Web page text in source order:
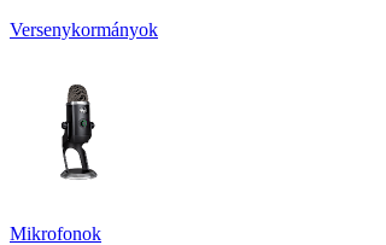
Versenykormányok
Mikrofonok